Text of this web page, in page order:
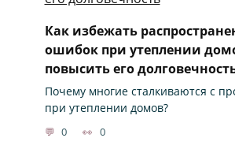
Как избежать
ошибок при утеплении
повысить его
Почему многие сталкиваются с
при утеплении домов?
0 0